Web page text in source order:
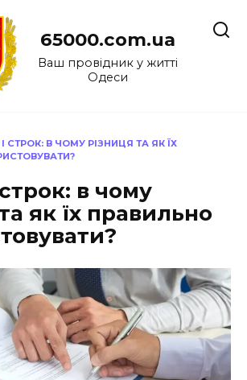
65000.com.ua
Ваш провідник у житті
Одеси
СТРОК: В ЧОМУ РІЗНИЦЯ ТА ЯК ЇХ
в чому
як їх правильно